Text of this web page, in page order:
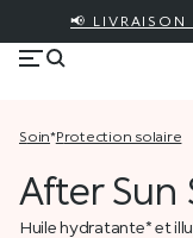
📢 LIVRAISON
soin* protection solaire
After
Huile hydratante* et